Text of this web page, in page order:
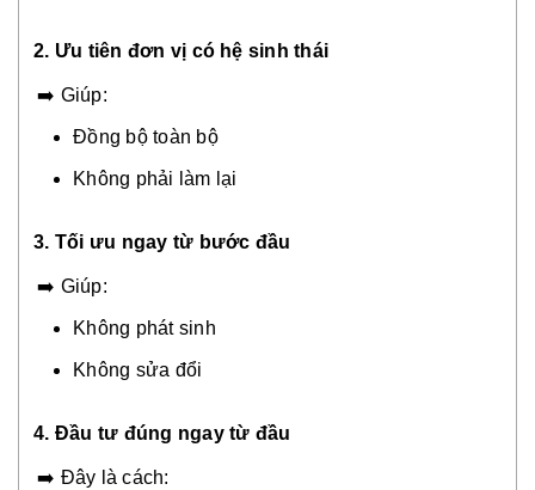
2. Ưu tiên đơn vị có hệ sinh thái
➡️ Giúp:
Đồng bộ toàn bộ
Không phải làm lại
3. Tối ưu ngay từ bước đầu
➡️ Giúp:
Không phát sinh
Không sửa đổi
4. Đầu tư đúng ngay từ đầu
➡️ Đây là cách: